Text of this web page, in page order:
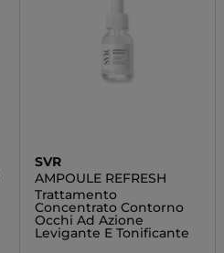
SVR
AMPOULE REFRESH
Trattamento
Concentrato Contorno
Occhi Ad Azione
Levigante E Tonificante